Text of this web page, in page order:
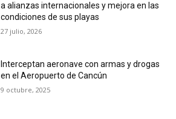
a alianzas internacionales y mejora en las
condiciones de sus playas
27 julio, 2026
Interceptan aeronave con armas y drogas
en el Aeropuerto de Cancún
9 octubre, 2025